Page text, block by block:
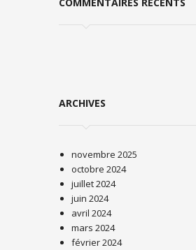
ARCHIVES
novembre 2025
octobre 2024
juillet 2024
juin 2024
avril 2024
mars 2024
février 2024